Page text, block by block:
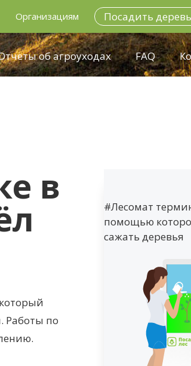
Организациям Посадить
об агроуходах FAQ
в
Работы по
#Лесомат
помощью
сажать деревья